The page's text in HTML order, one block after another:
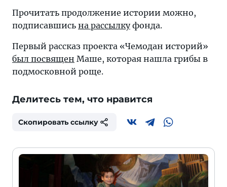
Прочитать продолжение истории можно,
подписавшись на рассылкуфонда.
Первый рассказ проекта «Чемодан историй»
был посвящен Маше, которая нашла грибы в
подмосковной роще.
Делитесь тем, что нравится
Скопировать ссылку